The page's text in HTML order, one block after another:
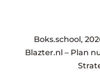
Boks.school,
Blazter.nl – Plan